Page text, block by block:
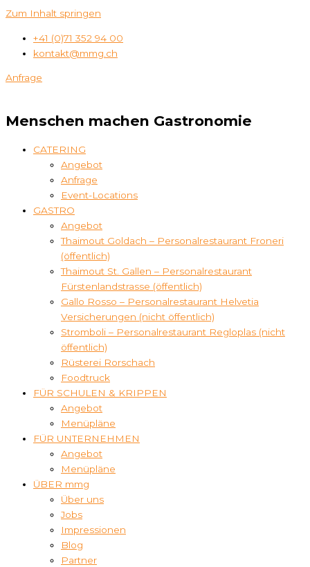
Zum Inhalt springen
+41 (0)71 352 94 00
kontakt@mmg.ch
Anfrage
Menschen machen Gastronomie
CATERING
Angebot
Anfrage
Event-Locations
GASTRO
Angebot
Thaimout Goldach – Personalrestaurant Froneri
(öffentlich)
Thaimout St. Gallen – Personalrestaurant
Fürstenlandstrasse (öffentlich)
Gallo Rosso – Personalrestaurant Helvetia
Versicherungen (nicht öffentlich)
Stromboli – Personalrestaurant Regloplas (nicht
öffentlich)
Rüsterei Rorschach
Foodtruck
FÜR SCHULEN & KRIPPEN
Angebot
Menüpläne
FÜR UNTERNEHMEN
Angebot
Menüpläne
ÜBER mmg
Über uns
Jobs
Impressionen
Blog
Partner